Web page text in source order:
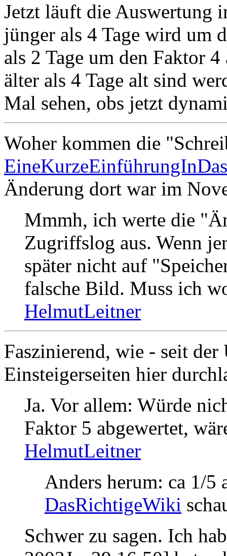
Jetzt läuft die Auswertung
jünger als 4 Tage wird um
als 2 Tage um den Faktor
älter als 4 Tage alt sind
Mal sehen, obs jetzt
Woher kommen die
Änderung dort war im
Mmmh, ich werte die
Zugriffslog aus. Wenn
später nicht auf
falsche Bild. Muss ich
HelmutLeitner
Faszinierend, wie - seit
Einsteigerseiten hier
Ja. Vor allem: Würde
Faktor 5 abgewertet,
HelmutLeitner
Anders herum: ca 1/5
DasRichtigeWiki
Schwer zu sagen. Ich